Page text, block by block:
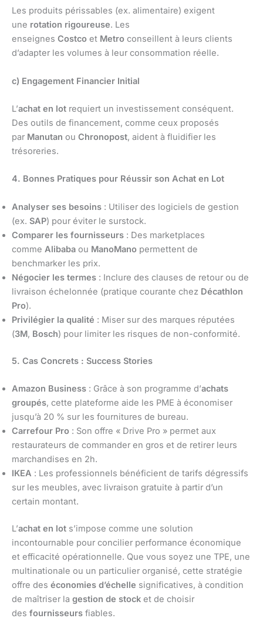
Les produits périssables (ex. alimentaire) exigent
une rotation rigoureuse. Les
enseignes Costco et Metro conseillent à leurs clients
d’adapter les volumes à leur consommation réelle.
c) Engagement Financier Initial
L’achat en lot requiert un investissement conséquent.
Des outils de financement, comme ceux proposés
par Manutan ou Chronopost, aident à fluidifier les
trésoreries.
4. Bonnes Pratiques pour Réussir son Achat en Lot
Analyser ses besoins : Utiliser des logiciels de gestion
(ex. SAP) pour éviter le surstock.
Comparer les fournisseurs : Des marketplaces
comme Alibaba ou ManoMano permettent de
benchmarker les prix.
Négocier les termes : Inclure des clauses de retour ou de
livraison échelonnée (pratique courante chez Décathlon
Pro).
Privilégier la qualité : Miser sur des marques réputées
(3M, Bosch) pour limiter les risques de non-conformité.
5. Cas Concrets : Success Stories
Amazon Business : Grâce à son programme d’achats
groupés, cette plateforme aide les PME à économiser
jusqu’à 20 % sur les fournitures de bureau.
Carrefour Pro : Son offre « Drive Pro » permet aux
restaurateurs de commander en gros et de retirer leurs
marchandises en 2h.
IKEA : Les professionnels bénéficient de tarifs dégressifs
sur les meubles, avec livraison gratuite à partir d’un
certain montant.
L’achat en lot s’impose comme une solution
incontournable pour concilier performance économique
et efficacité opérationnelle. Que vous soyez une TPE, une
multinationale ou un particulier organisé, cette stratégie
offre des économies d’échelle significatives, à condition
de maîtriser la gestion de stock et de choisir
des fournisseurs fiables.